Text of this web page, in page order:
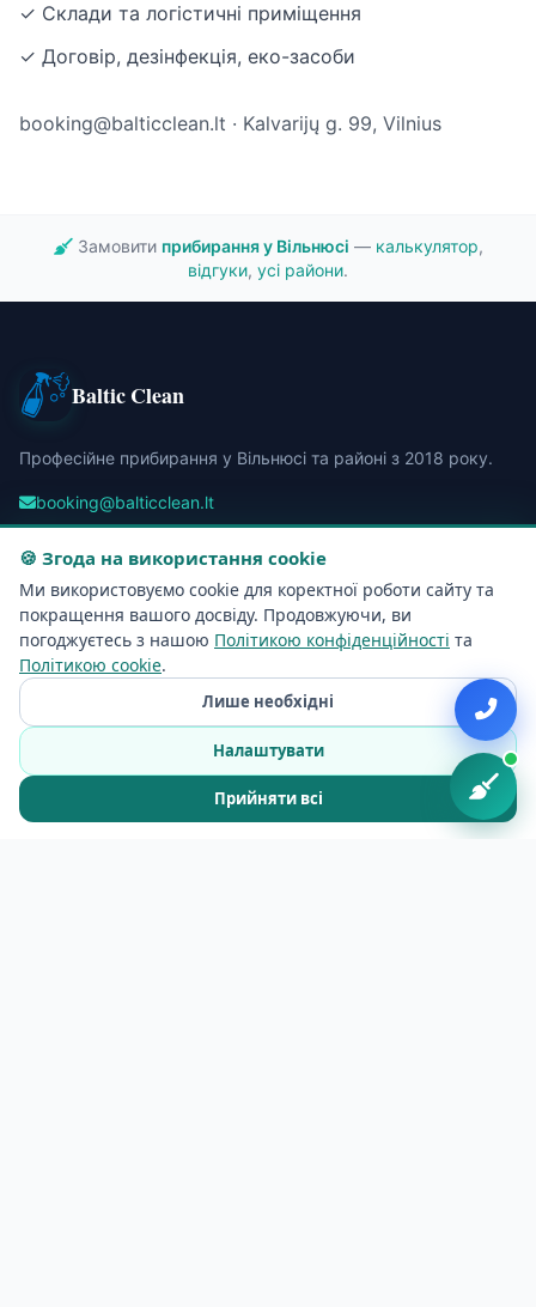
✓ Склади та логістичні приміщення
✓ Договір, дезінфекція, еко-засоби
booking@balticclean.lt · Kalvarijų g. 99, Vilnius
Замовити прибирання у Вільнюсі — калькулятор,
відгуки, усі райони.
Baltic Clean
Професійне прибирання у Вільнюсі та районі з 2018 року.
booking@balticclean.lt
Kalvarijų g. 99, Vilnius
Навігація
Ціни
🍪 Згода на використання cookie
Ми використовуємо cookie для коректної роботи сайту та
покращення вашого досвіду. Продовжуючи, ви
погоджуєтесь з нашою Політикою конфіденційності та
Політикою cookie.
Лише необхідні
Налаштувати
Прийняти всі